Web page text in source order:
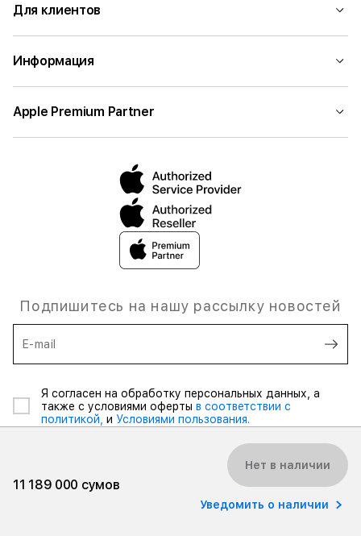
11 189 000 сумов
Нет в наличии
Уведомить о наличии
Для клиентов
Информация
Apple Premium Partner
Подпишитесь на нашу рассылку новостей
E-mail
Я согласен на обработку персональных данных, а
также с условиями оферты в соответствии с
политикой, и Условиями пользования.
© 2026 iSpace Uzbekistan. Все права защищены.